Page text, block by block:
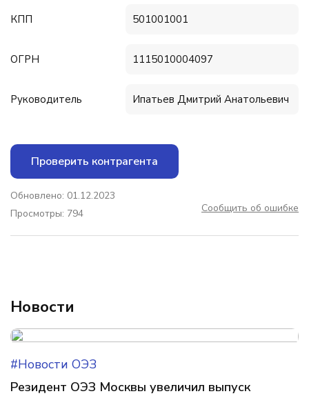
КПП 501001001
ОГРН 1115010004097
Руководитель Ипатьев Дмитрий Анатольевич
Проверить контрагента
Обновлено: 01.12.2023
Просмотры: 794
Сообщить об ошибке
Новости
#Новости ОЭЗ
Резидент ОЭЗ Москвы увеличил выпуск